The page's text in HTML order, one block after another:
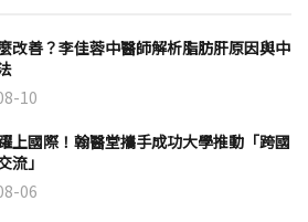
改善？李佳蓉中醫師解析脂肪肝原因與中
10
上國際！翰醫堂攜手成功大學推動「跨國
流」
06